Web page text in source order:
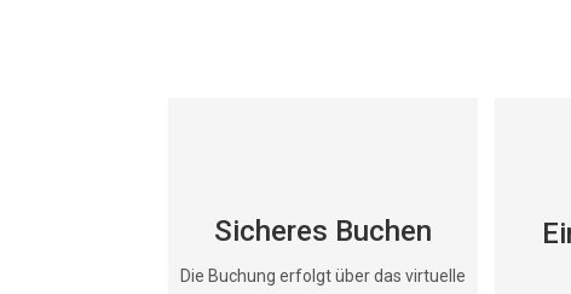
Sicheres Buchen
Die Buchung erfolgt über das virtuelle